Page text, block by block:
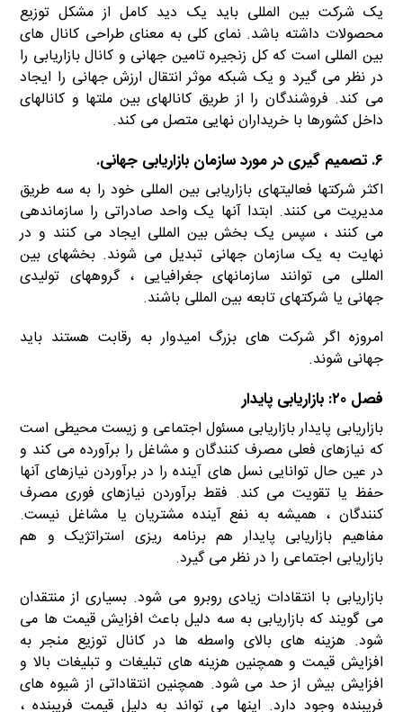
یک شرکت بین المللی باید یک دید کامل از مشکل توزیع
محصولات داشته باشد. نمای کلی به معنای طراحی کانال های
بین المللی است که کل زنجیره تامین جهانی و کانال بازاریابی را
در نظر می گیرد و یک شبکه موثر انتقال ارزش جهانی را ایجاد
می کند. فروشندگان را از طریق کانالهای بین ملتها و کانالهای
داخل کشورها با خریداران نهایی متصل می کند.
۶. تصمیم گیری در مورد سازمان بازاریابی جهانی.
اکثر شرکتها فعالیتهای بازاریابی بین المللی خود را به سه طریق
مدیریت می کنند. ابتدا آنها یک واحد صادراتی را سازماندهی
می کنند ، سپس یک بخش بین المللی ایجاد می کنند و در
نهایت به یک سازمان جهانی تبدیل می شوند. بخشهای بین
المللی می توانند سازمانهای جغرافیایی ، گروههای تولیدی
جهانی یا شرکتهای تابعه بین المللی باشند.
امروزه اگر شرکت های بزرگ امیدوار به رقابت هستند باید
جهانی شوند.
فصل ۲۰: بازاریابی پایدار
بازاریابی پایدار بازاریابی مسئول اجتماعی و زیست محیطی است
که نیازهای فعلی مصرف کنندگان و مشاغل را برآورده می کند و
در عین حال توانایی نسل های آینده را در برآوردن نیازهای آنها
حفظ یا تقویت می کند. فقط برآوردن نیازهای فوری مصرف
کنندگان ، همیشه به نفع آینده مشتریان یا مشاغل نیست.
مفاهیم بازاریابی پایدار هم برنامه ریزی استراتژیک و هم
بازاریابی اجتماعی را در نظر می گیرد.
بازاریابی با انتقادات زیادی روبرو می شود. بسیاری از منتقدان
می گویند که بازاریابی به سه دلیل باعث افزایش قیمت ها می
شود. هزینه های بالای واسطه ها در کانال توزیع منجر به
افزایش قیمت و همچنین هزینه های تبلیغات و تبلیغات بالا و
افزایش بیش از حد می شود. همچنین انتقاداتی از شیوه های
فریبنده وجود دارد. اینها می تواند به دلیل قیمت فریبنده ،